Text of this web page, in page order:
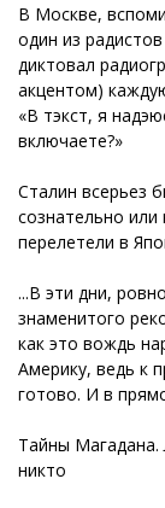
В Москве,
один из
диктовал
акцентом)
«В тэкст, я
включаете?»
Сталин всерьез
сознательно или
перелетели в
...В эти дни,
знаменитого
как это вождь
Америку, ведь к
готово. И в
Тайны Магадана.
никто